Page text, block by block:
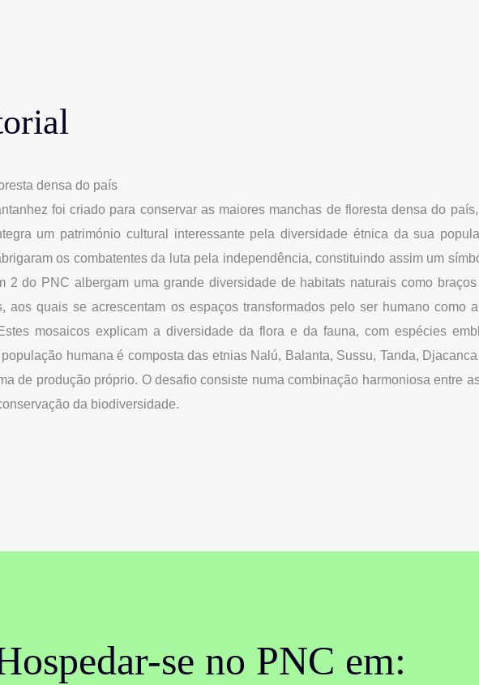
densa do país
foi criado para conservar as maiores manchas de floresta densa do
um património cultural interessante pela diversidade étnica da sua
os combatentes da luta pela independência, constituindo assim um
2 do PNC albergam uma grande diversidade de habitats naturais como braços
aos quais se acrescentam os espaços transformados pelo ser humano como
mosaicos explicam a diversidade da flora e da fauna, com espécies
humana é composta das etnias Nalú, Balanta, Sussu, Tanda,
de produção próprio. O desafio consiste numa combinação harmoniosa entre
da biodiversidade.
se no PNC em: